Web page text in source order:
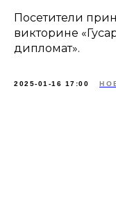
Посетители
викторине
дипломат».
2025-01-16 17:00